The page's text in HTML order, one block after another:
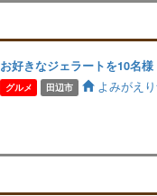
お好きなジェラートを10名様
グルメ 田辺市 よみがえ